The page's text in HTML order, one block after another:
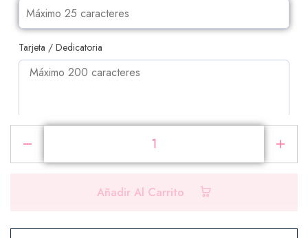
Tarjeta / Dedicatoria
PRODUCTOS ADICIONALES
Añadir Al Carrito